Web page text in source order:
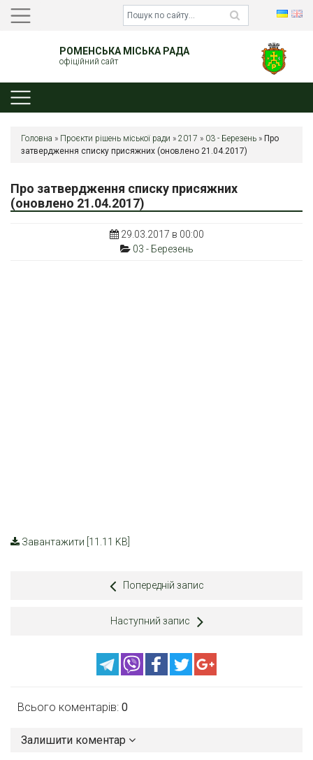
РОМЕНСЬКА МІСЬКА РАДА
офіційний сайт
Головна » Проєкти рішень міської ради » 2017 » 03 - Березень » Про
затвердження списку присяжних (оновлено 21.04.2017)
Про затвердження списку присяжних
(оновлено 21.04.2017)
29.03.2017 в 00:00
03 - Березень
Завантажити [11.11 KB]
Попередній запис
Наступний запис
Всього коментарів: 0
Залишити коментар